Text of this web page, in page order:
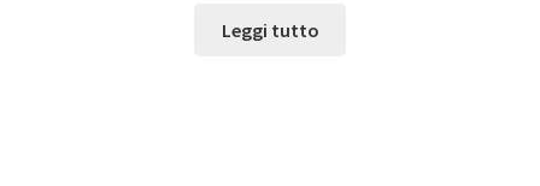
Leggi tutto